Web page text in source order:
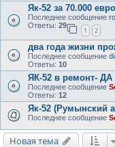
Як-52 за 70.000
Последнее сообщение
Ответы: 29
1 2
два года жизни
Последнее сообщение
Ответы: 10
ЯК-52 в ремонт-
Последнее сообщение
Ответы: 12
Як-52 (Румынский
Последнее сообщение
Новая тема